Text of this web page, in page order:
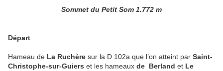
Sommet du Petit Som 1.772 m
Départ
Hameau de La Ruchère sur la D 102a que l’on atteint par Saint-
Christophe-sur-Guiers et les hameaux de Berland et Le